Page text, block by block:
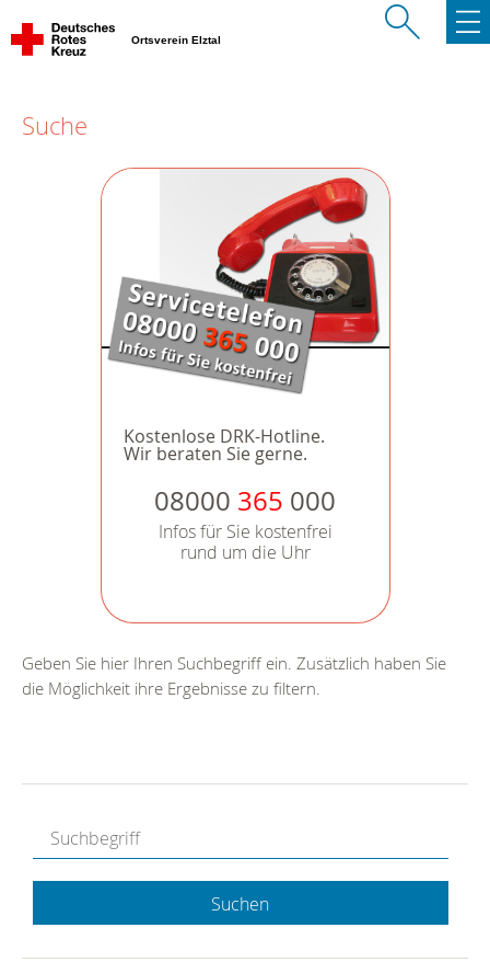
Ortsverein Elztal
Suche
Kostenlose DRK-Hotline.
Wir beraten Sie gerne.
08000 365 000
Infos für Sie kostenfrei
rund um die Uhr
Geben Sie hier Ihren Suchbegriff ein. Zusätzlich haben Sie
die Möglichkeit ihre Ergebnisse zu filtern.
Suchen